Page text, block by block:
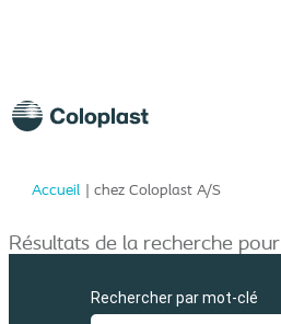
Accueil | chez Coloplast A/S(page
Résultats de la recherche pour
Rechercher par mot-clé